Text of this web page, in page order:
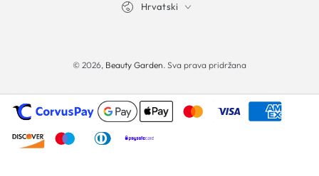
© 2026, Beauty Garden. Sva prava pridržana
Hrvatski